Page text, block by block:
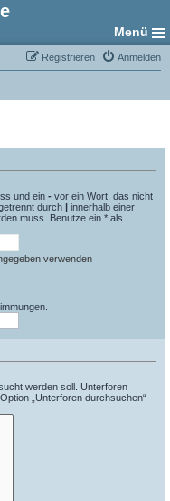
Menü
Anmelden
Registrieren
und ein - vor ein Wort, das nicht
durch | innerhalb einer
muss. Benutze ein * als
verwenden
werden soll. Unterforen
„Unterforen durchsuchen“